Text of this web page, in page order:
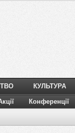
КУЛЬТУРА
Конференції